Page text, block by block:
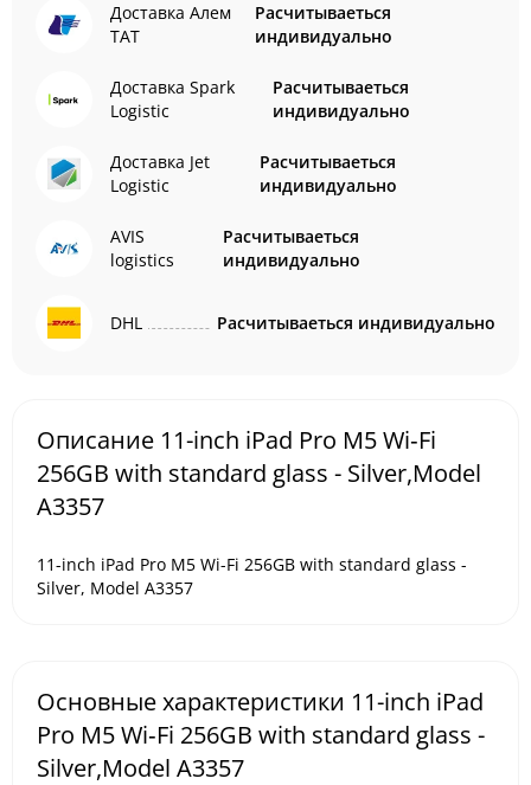
Доставка Алем
ТАТ
Расчитываеться
индивидуально
Доставка Spark
Logistic
Расчитываеться
индивидуально
Доставка Jet
Logistic
Расчитываеться
индивидуально
AVIS
logistics
Расчитываеться
индивидуально
DHL Расчитываеться индивидуально
Описание 11-inch iPad Pro M5 Wi‑Fi
256GB with standard glass - Silver,Model
A3357
11-inch iPad Pro M5 Wi-Fi 256GB with standard glass -
Silver, Model A3357
Основные характеристики 11-inch iPad
Pro M5 Wi‑Fi 256GB with standard glass -
Silver,Model A3357